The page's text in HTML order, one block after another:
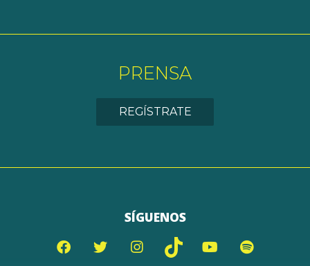
PRENSA
REGÍSTRATE
SÍGUENOS